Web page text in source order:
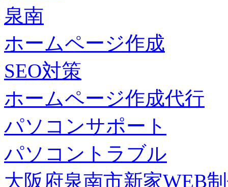
泉南
ホームページ作成
SEO対策
ホームページ作成代行
パソコンサポート
パソコントラブル
大阪府泉南市新家WEB